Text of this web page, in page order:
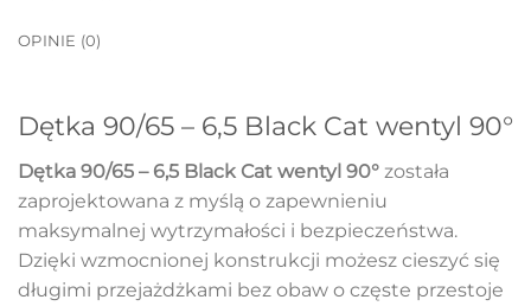
OPINIE (0)
Dętka 90/65 – 6,5 Black Cat wentyl 90°
Dętka 90/65 – 6,5 Black Cat wentyl 90° została
zaprojektowana z myślą o zapewnieniu
maksymalnej wytrzymałości i bezpieczeństwa.
Dzięki wzmocnionej konstrukcji możesz cieszyć się
długimi przejażdżkami bez obaw o częste przestoje